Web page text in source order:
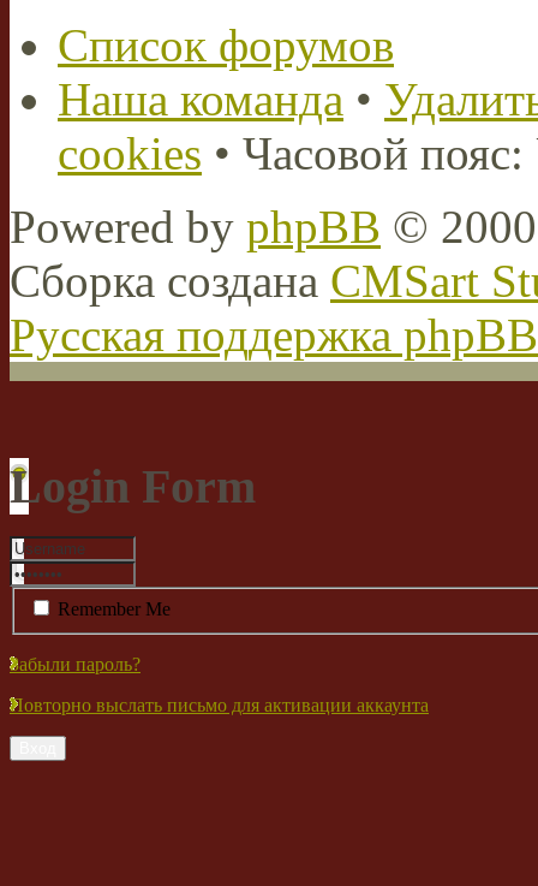
Список форумов
Наша команда •
cookies • Часовой
Powered by phpBB ©
Сборка создана CMSart
Русская поддержка phpBB
Login Form
Remember Me
Забыли пароль?
Повторно выслать письмо для активации аккаунта